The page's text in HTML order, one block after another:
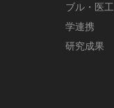
2022/10
ブル・医工
学連携
研究成果